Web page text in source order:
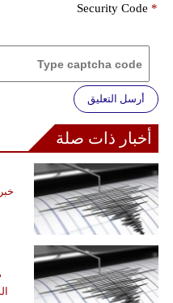
Security Code *
أرسل التعليق
أخبار ذات صلة